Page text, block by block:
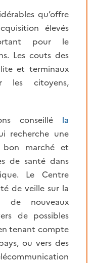
qu’offre
élevés
pour le
Les couts des
et terminaux
les citoyens,
conseillé la
recherche une
marché et
de santé dans
Le Centre
de veille sur la
de nouveaux
de possibles
tenant compte
ou vers des